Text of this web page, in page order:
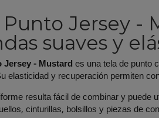
Punto Jersey -
suaves y
Jersey - Mustardes una tela de punto
elasticidad y recuperación permiten
resulta fácil de combinar y puede
cinturillas, bolsillos y piezas de